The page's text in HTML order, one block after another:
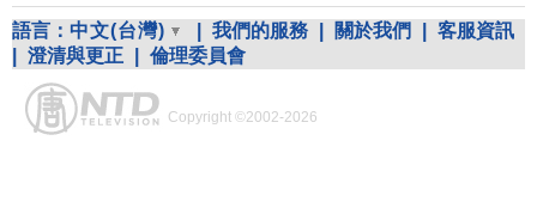
語言： 中文(台灣) 我們的服務 關於我們
客服資訊
澄清與更正 倫理委員會
Copyright ©2002-2026